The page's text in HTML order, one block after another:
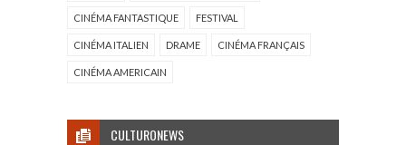
CINÉMA FANTASTIQUE FESTIVAL
CINÉMA ITALIEN DRAME CINÉMA FRANÇAIS
CINÉMA AMERICAIN
CULTURONEWS